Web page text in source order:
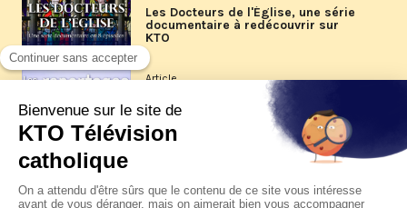
Les Docteurs de l'Église, une série
documentaire à redécouvrir sur
KTO
Article
Les reportages d'été 2026 de KTO
La visite pastorale du pape Léon
XIV à Assise à suivre sur KTO le